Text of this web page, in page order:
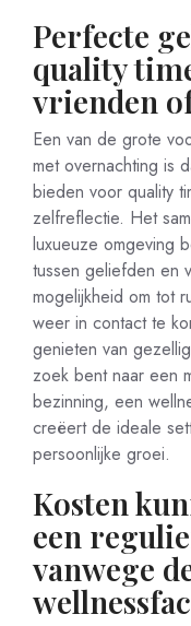
Perfecte
quality
vrienden
Een van de grote
met overnachting is
bieden voor quality
zelfreflectie. Het
luxueuze omgeving
tussen geliefden en
mogelijkheid om tot
weer in contact te
genieten van
zoek bent naar een
bezinning, een
creëert de ideale
persoonlijke groei.
Kosten
een
vanwege